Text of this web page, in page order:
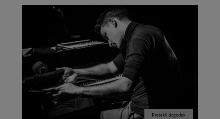
Pretekli dogodek